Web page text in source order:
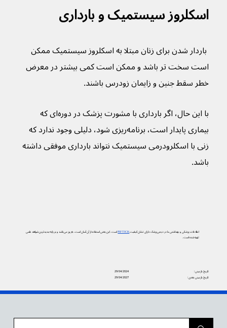
اسکلروز سیستمیک و بارداری
باردار شدن برای زنان مبتلا به اسکلروز سیستمیک ممکن
است سخت تر باشد و ممکن است کمی بیشتر در معرض
خطر سقط جنین و زایمان زودرس باشند.
با این حال، اگر بارداری با مشورت پزشک در دوره‌ای که
بیماری پایدار است، برنامه‌ریزی شود، دلیلی وجود ندارد که
زنی با اسکلرودرمی سیستمیک نتواند بارداری موفقی داشته
باشد.
اطلاعات پزشکی و بهداشتی ما در دیجی‌پزشک دارای نشان کیفیتPIF TICKاست. این یعنی استفاده از آن آسان است، به‌روز می‌باشد و بر پایه جدیدترین شواهد علمی
تهیه شده است.
29/04/2024
تاریخ بازبینی:
29/04/2027
تاریخ بازبینی بعدی: